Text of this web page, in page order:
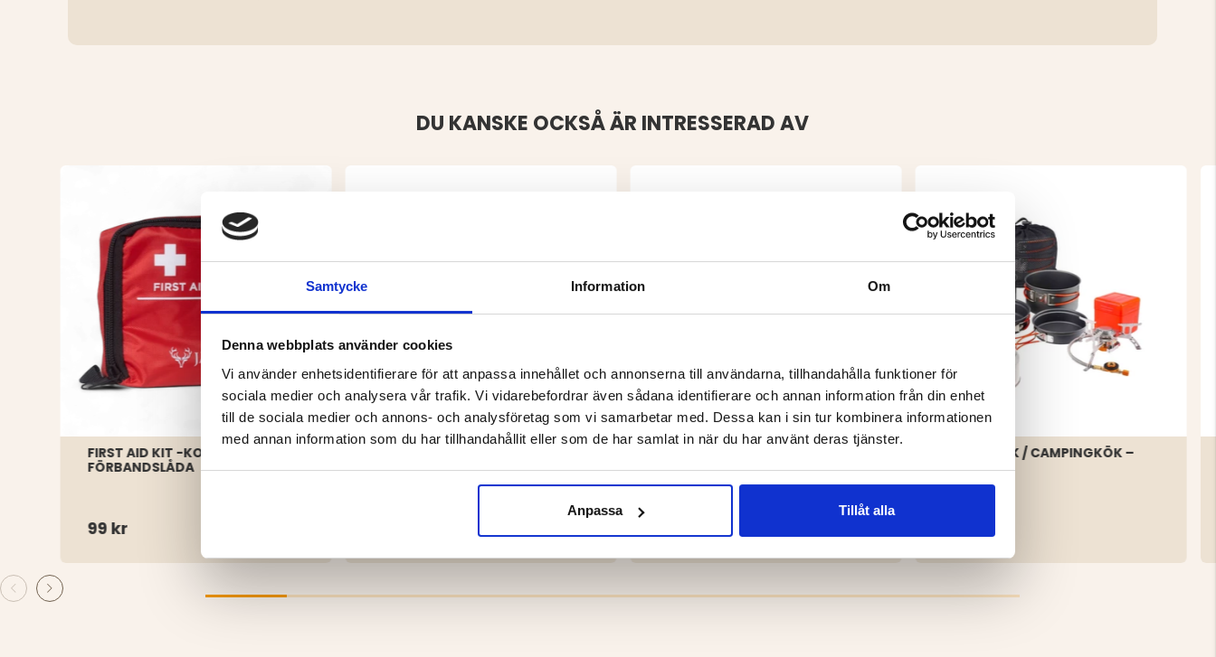
Samtycke Information Om
Denna webbplats använder cookies
Vi använder enhetsidentifierare för att anpassa innehållet och annonserna till användarna, tillhandahålla funktioner för
sociala medier och analysera vår trafik. Vi vidarebefordrar även sådana identifierare och annan information från din enhet
till de sociala medier och annons- och analysföretag som vi samarbetar med. Dessa kan i sin tur kombinera informationen
med annan information som du har tillhandahållit eller som de har samlat in när du har använt deras tjänster.
Anpassa Tillåt alla
DU KANSKE OCKSÅ ÄR INTRESSERAD AV
FIRST AID KIT -KOMPAKT
FÖRBANDSLÅDA
99 kr
STORMKÖK / CAMPINGKÖK –
GASOL